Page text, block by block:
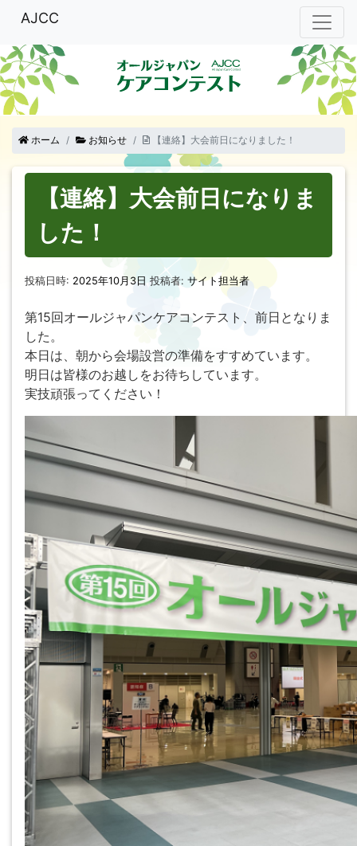
AJCC
ホーム お知らせ 【連絡】大会前日になりました！
【連絡】大会前日になりま
した！
投稿日時: 2025年10月3日 投稿者: サイト担当者
第15回オールジャパンケアコンテスト、前日となりま
した。
本日は、朝から会場設営の準備をすすめています。
明日は皆様のお越しをお待ちしています。
実技頑張ってください！